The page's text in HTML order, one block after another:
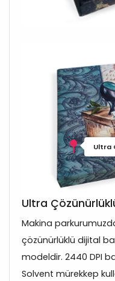
Ultra
Ultra
Makina
çözünürlüklü dijital
modeldir. 2440 DPI
Solvent mürekkep